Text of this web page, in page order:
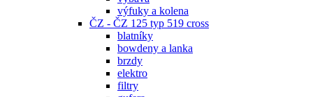
výfuky a kolena
ČZ - ČZ 125 typ 519 cross
blatníky
bowdeny a lanka
brzdy
elektro
filtry